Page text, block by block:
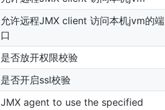
允许远程JMX client 访问本机jvm的端
口
是否放开权限校验
是否开启ssl校验
JMX agent to use the specified